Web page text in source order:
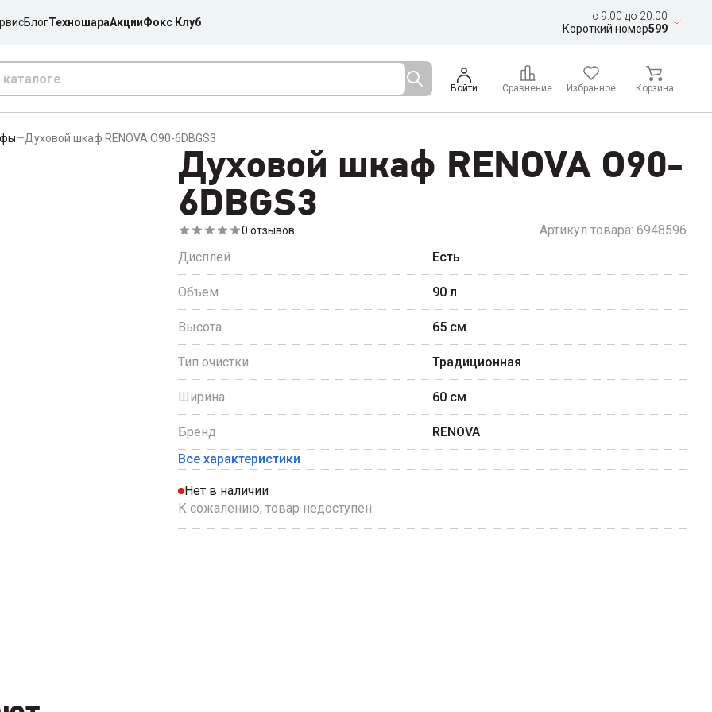
БлогТехношараАкцииФокс Клуб
c 9:00 до 20:00
Короткий номер599
Войти Сравнение Избранное Корзина
—Духовой шкаф RENOVA O90-6DBGS3
Духовой шкаф RENOVA O90-
6DBGS3
0 отзывов Артикул товара: 6948596
Дисплей
Есть
Объем 90 л
Высота 65 см
Тип очистки Традиционная
Ширина 60 см
Бренд
RENOVA
Все характеристики
Нет в наличии
К сожалению, товар недоступен.